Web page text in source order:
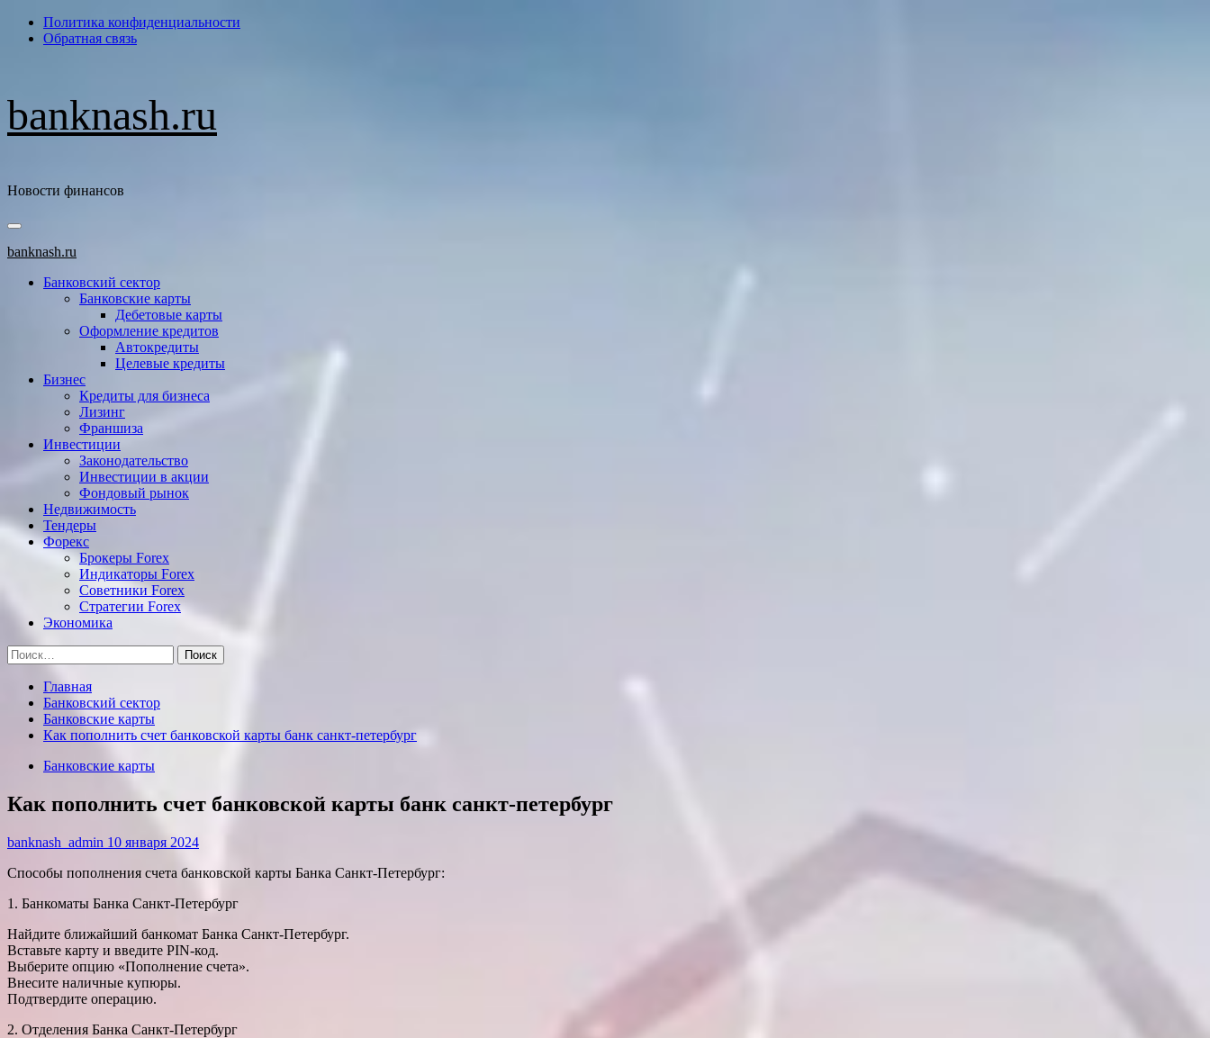
ПерейтиПолитика конфиденциальности
Обратная связь
banknash.ru
Новости финансов
Основное
меню
banknash.ru
Банковский сектор
Банковские карты
Дебетовые карты
Оформление кредитов
Автокредиты
Целевые кредиты
Бизнес
Кредиты для бизнеса
Лизинг
Франшиза
Инвестиции
Законодательство
Инвестиции в акции
Фондовый рынок
Недвижимость
Тендеры
Форекс
Брокеры Forex
Индикаторы Forex
Советники Forex
Стратегии Forex
Экономика
Найти:
Главная
Банковский сектор
Банковские карты
Как пополнить счет банковской карты банк санкт-петербург
Банковские карты
Как пополнить счет банковской карты банк санкт-петербург
banknash_admin 10 января 2024
Способы пополнения счета банковской карты Банка Санкт-Петербург:
1. Банкоматы Банка Санкт-Петербург
Найдите ближайший банкомат Банка Санкт-Петербург.
Вставьте карту и введите PIN-код.
Выберите опцию «Пополнение счета».
Внесите наличные купюры.
Подтвердите операцию.
2. Отделения Банка Санкт-Петербург